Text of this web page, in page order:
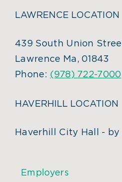
LAWRENCE LOCATION
439 South Union
Lawrence Ma, 01843
Phone: (978) 722-7000
HAVERHILL LOCATION
Haverhill City Hall -
Employers